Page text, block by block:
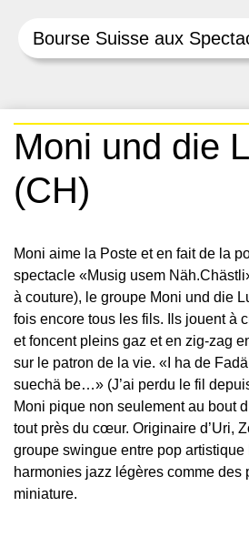
Bourse Suisse aux
Skip
content
Moni und die
(CH)
Moni aime la Poste et en fait de la
spectacle «Musig usem
à couture), le groupe Moni und die
fois encore tous les fils. Ils jouent à
et foncent pleins gaz et en zig-zag
sur le patron de la vie. «I ha de
suechä be…» (J’ai perdu le fil
Moni pique non seulement au bout
tout près du cœur. Originaire d’Uri,
groupe swingue entre pop artistique
harmonies jazz légères comme des
miniature.